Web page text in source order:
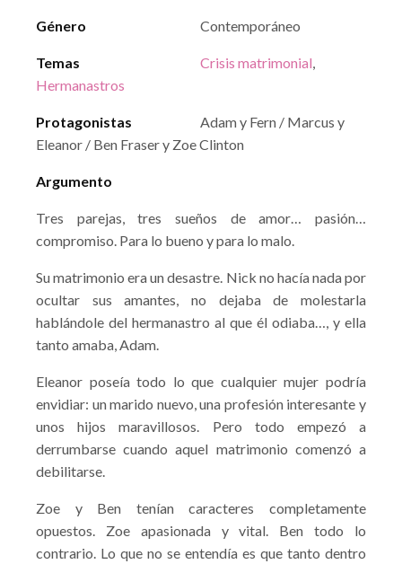
Género Contemporáneo
Temas Crisis matrimonial,
Hermanastros
Protagonistas
Adam y Fern / Marcus y
Eleanor / Ben Fraser y Zoe Clinton
Argumento
Tres parejas, tres sueños de amor… pasión…
compromiso. Para lo bueno y para lo malo.
Su matrimonio era un desastre. Nick no hacía nada por
ocultar sus amantes, no dejaba de molestarla
hablándole del hermanastro al que él odiaba…, y ella
tanto amaba, Adam.
Eleanor poseía todo lo que cualquier mujer podría
envidiar: un marido nuevo, una profesión interesante y
unos hijos maravillosos. Pero todo empezó a
derrumbarse cuando aquel matrimonio comenzó a
debilitarse.
Zoe y Ben tenían caracteres completamente
opuestos. Zoe apasionada y vital. Ben todo lo
contrario. Lo que no se entendía es que tanto dentro